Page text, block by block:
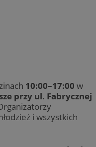
10:00–17:00 w
przy ul. Fabrycznej
i wszystkich